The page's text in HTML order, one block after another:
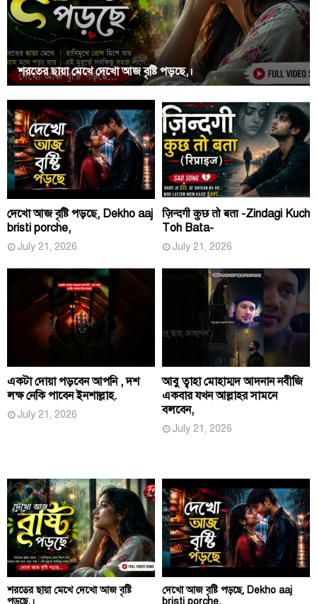
শরতের ছায়া মেখে দেখো আজ বৃষ্টি পড়ছে,।
দেখো আজ বৃষ্টি পড়ছে, Dekho aaj
bristi porche,
July 21, 2026
ज़िन्दगी कुछ तो बता -Zindagi Kuch
Toh Bata-
July 21, 2026
একটা দোয়া পড়বেন আপনি , দশ
লক্ষ নেকি পাবেন ইনশাল্লাহ.
July 21, 2026
আবু ত্বাহা মোহাম্মদ আদনান নবীজি
একবার যখন আল্লাহর সামনে
বলবেন,
July 21, 2026
শরতের ছায়া মেখে দেখো আজ বৃষ্টি
দেখো আজ বৃষ্টি পড়ছে, Dekho aaj